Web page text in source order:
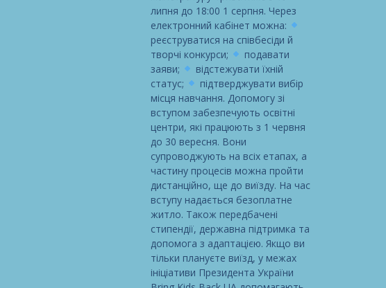
липня до 18:00 1 серпня. Через
електронний кабінет можна:
реєструватися на співбесіди й
творчі конкурси;
подавати
заяви;
відстежувати їхній
статус;
підтверджувати вибір
місця навчання. Допомогу зі
вступом забезпечують освітні
центри, які працюють з 1 червня
до 30 вересня. Вони
супроводжують на всіх етапах, а
частину процесів можна пройти
дистанційно, ще до виїзду. На час
вступу надається безоплатне
житло. Також передбачені
стипендії, державна підтримка та
допомога з адаптацією. Якщо ви
тільки плануєте виїзд, у межах
ініціативи Президента України